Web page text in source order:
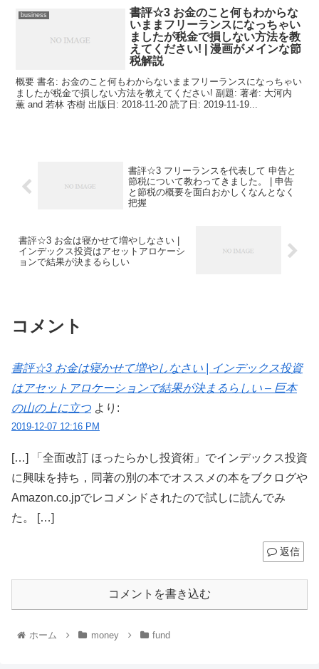
business
書評☆3 お金のこと何もわからな
いままフリーランスになっちゃい
ましたが税金で損しない方法を教
えてください! | 漫画がメインな節
税解説
概要 書名: お金のこと何もわからないままフリーランスになっちゃい
ましたが税金で損しない方法を教えてください! 副題: 著者: 大河内
薫 and 若林 杏樹 出版日: 2018-11-20 読了日: 2019-11-19...
書評☆3 フリーランスを代表して 申告と
節税について教わってきました。 | 申告
と節税の概要を面白おかしくなんとなく
把握
書評☆3 お金は寝かせて増やしなさい |
インデックス投資はアセットアロケーシ
ョンで結果が決まるらしい
コメント
書評☆3 お金は寝かせて増やしなさい | インデックス投資
はアセットアロケーションで結果が決まるらしい – 巨本
の山の上に立つ より:
2019-12-07 12:16 PM
[…] 「全面改訂 ほったらかし投資術」でインデックス投資
に興味を持ち，同著の別の本でオススメの本をブクログや
Amazon.co.jpでレコメンドされたので試しに読んでみ
た。 […]
返信
コメントを書き込む
ホーム money fund